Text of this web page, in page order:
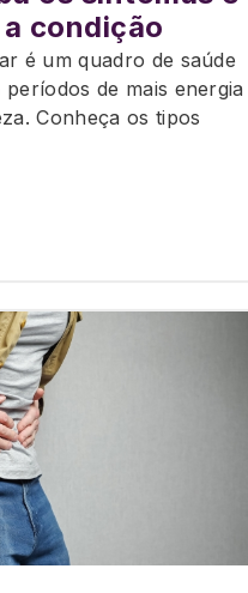
condição
é um quadro de saúde
de mais energia
Conheça os tipos